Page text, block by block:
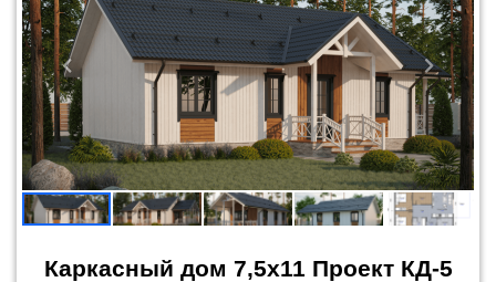
Каркасный дом 7,5x11 Проект КД-5